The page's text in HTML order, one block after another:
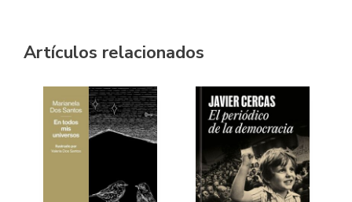
Artículos relacionados